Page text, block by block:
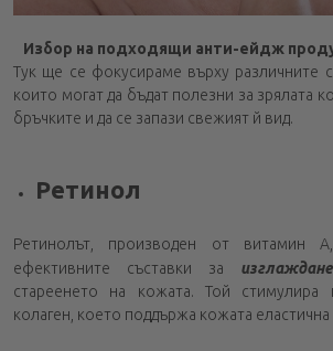
Избор на подходящи анти-ейдж
Тук ще се фокусираме върху различните
които могат да бъдат полезни за зрялата
бръчките и да се запази свежият й вид.
Ретинол
Ретинолът, производен от витамин
ефективните съставки за
стареенето на кожата. Той стимулира
колаген, което поддържа кожата еластична